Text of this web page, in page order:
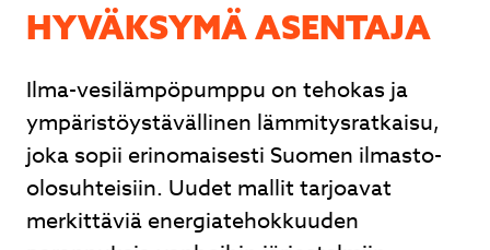
HYVÄKSYMÄ ASENTAJA
Ilma-vesilämpöpumppu on tehokas ja
ympäristöystävällinen lämmitysratkaisu,
joka sopii erinomaisesti Suomen ilmasto-
olosuhteisiin. Uudet mallit tarjoavat
merkittäviä energiatehokkuuden
Lähetä